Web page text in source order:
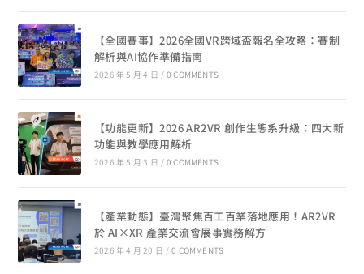
【全國賽事】2026全國VR跨域盃報名全攻略：賽制
解析與AI協作準備指南
2026 年 5 月 4 日 / 0 COMMENTS
【功能更新】2026 AR2VR 創作生態系升級：四大新
功能與教學應用解析
2026 年 5 月 3 日 / 0 COMMENTS
【產業動態】臺灣聚焦百工百業落地應用！AR2VR
於 AI×XR 產業交流會展事實務解方
2026 年 4 月 20 日 / 0 COMMENTS